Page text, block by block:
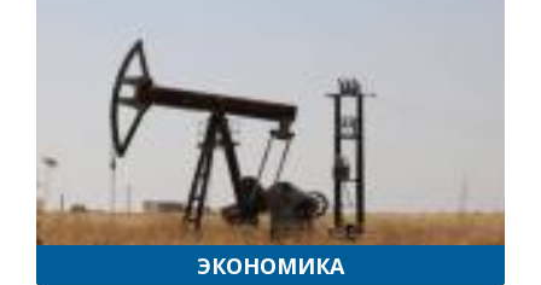
ЭКОНОМИКА